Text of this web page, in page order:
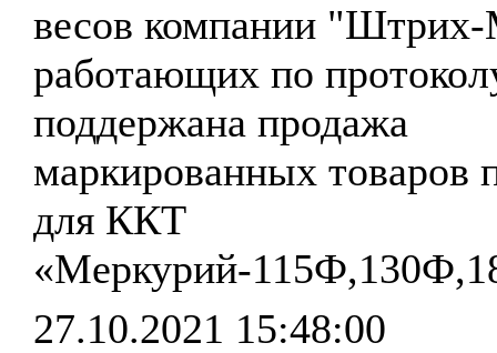
весов компании
работающих по
поддержана продажа
маркированных
для ККТ
«Меркурий-
27.10.2021 15:48:00